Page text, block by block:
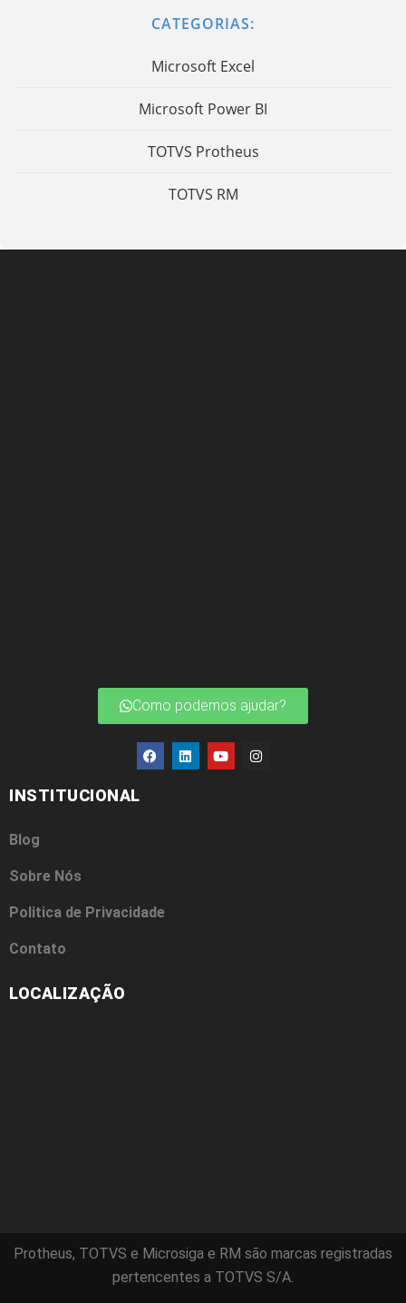
CATEGORIAS:
Microsoft Excel
Microsoft Power BI
TOTVS Protheus
TOTVS RM
Como podemos ajudar?
INSTITUCIONAL
Blog
Sobre Nós
Politica de Privacidade
Contato
LOCALIZAÇÃO
Protheus, TOTVS e Microsiga e RM são marcas registradas
pertencentes a TOTVS S/A.